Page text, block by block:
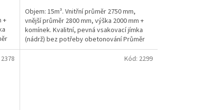
+
z
5
hvězdiček.
Objem: 15m³. Vnitřní průměr 2750 mm,
vnější průměr 2800 mm, výška 2000 mm +
komínek. Kvalitní, pevná vsakovací jímka
(nádrž) bez potřeby obetonování Průměr
přítoku a odtoku +...
2378 Kód: 2299